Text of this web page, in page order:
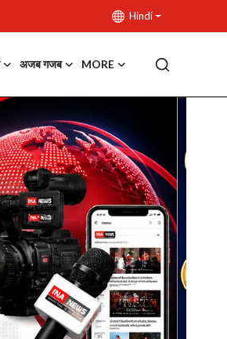
Hindi
अजब गजब MORE